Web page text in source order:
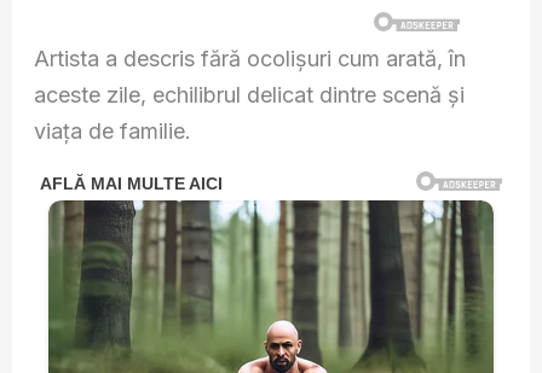
Artista a descris fără ocolișuri cum arată, în
aceste zile, echilibrul delicat dintre scenă și
viața de familie.